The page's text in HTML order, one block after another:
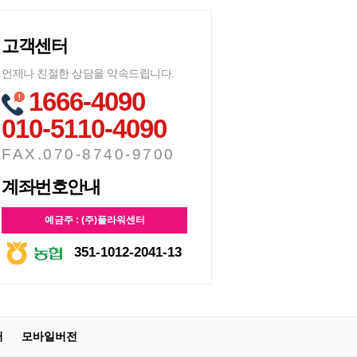
고객센터
언제나 친절한 상담을 약속드립니다.
1666-4090
010-5110-4090
FAX.070-8740-9700
계좌번호안내
예금주 : (주)플라워센터
351-1012-2041-13
모바일버전